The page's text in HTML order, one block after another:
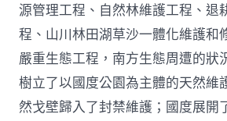
源管理工程、自然林維護工程、退
程、山川林田湖草沙一體化維護和
嚴重生態工程，南方生態周遭的狀
樹立了以國度公園為主體的天然維
然戈壁歸入了封禁維護；國度展開